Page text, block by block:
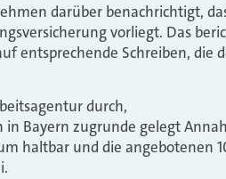
darüber benachrichtigt,
vorliegt. Das
entsprechende Schreiben, die
durch,
Bayern zugrunde gelegt
haltbar und die angebotenen